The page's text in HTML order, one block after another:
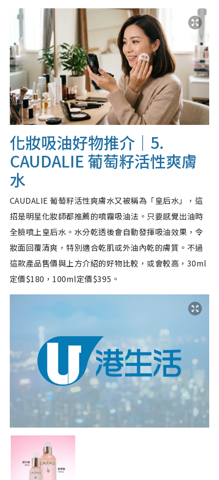
化妝吸油好物推介｜5.
CAUDALIE 葡萄籽活性爽膚
水
CAUDALIE 葡萄籽活性爽膚水又被稱為「皇后水」，這
招是明星化妝師都推薦的噴霧吸油法。只要感覺出油時
全臉噴上皇后水。水分乾透後會自動發揮吸油效果，令
妝面回覆清爽，特別適合乾肌或外油內乾的膚質。不過
這款產品售價與上方介紹的好物比較，或會較高，30ml
定價$180，100ml定價$395。